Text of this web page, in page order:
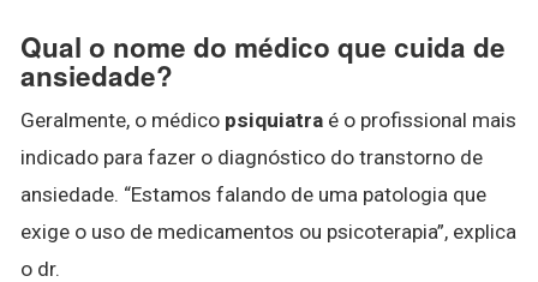
Qual o nome do médico que cuida de
ansiedade?
Geralmente, o médico psiquiatra é o profissional mais
indicado para fazer o diagnóstico do transtorno de
ansiedade. “Estamos falando de uma patologia que
exige o uso de medicamentos ou psicoterapia”, explica
o dr.